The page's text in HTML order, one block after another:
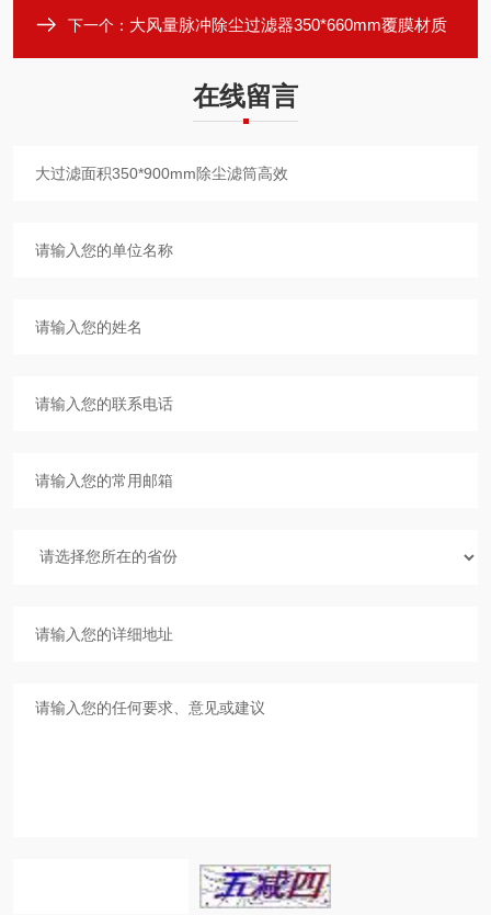
下一个： 大风量脉冲除尘过滤器350*660mm覆膜材质
在线留言